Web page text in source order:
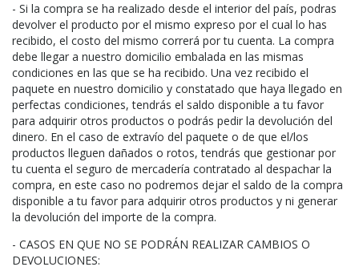
- Si la compra se ha realizado desde el interior del país, podras
devolver el producto por el mismo expreso por el cual lo has
recibido, el costo del mismo correrá por tu cuenta. La compra
debe llegar a nuestro domicilio embalada en las mismas
condiciones en las que se ha recibido. Una vez recibido el
paquete en nuestro domicilio y constatado que haya llegado en
perfectas condiciones, tendrás el saldo disponible a tu favor
para adquirir otros productos o podrás pedir la devolución del
dinero. En el caso de extravío del paquete o de que el/los
productos lleguen dañados o rotos, tendrás que gestionar por
tu cuenta el seguro de mercadería contratado al despachar la
compra, en este caso no podremos dejar el saldo de la compra
disponible a tu favor para adquirir otros productos y ni generar
la devolución del importe de la compra.
- CASOS EN QUE NO SE PODRÁN REALIZAR CAMBIOS O
DEVOLUCIONES: